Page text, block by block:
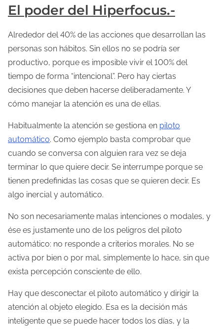
El poder del Hiperfocus.-
Alrededor del 40% de las acciones que desarrollan las
personas son hábitos. Sin ellos no se podría ser
productivo, porque es imposible vivir el 100% del
tiempo de forma “intencional”. Pero hay ciertas
decisiones que deben hacerse deliberadamente. Y
cómo manejar la atención es una de ellas.
Habitualmente la atención se gestiona en piloto
automático. Como ejemplo basta comprobar que
cuando se conversa con alguien rara vez se deja
terminar lo que quiere decir. Se interrumpe porque se
tienen predefinidas las cosas que se quieren decir. Es
algo inercial y automático.
No son necesariamente malas intenciones o modales, y
ése es justamente uno de los peligros del piloto
automático: no responde a criterios morales. No se
activa por bien o por mal, simplemente lo hace, sin que
exista percepción consciente de ello.
Hay que desconectar el piloto automático y dirigir la
atención al objeto elegido. Esa es la decisión más
inteligente que se puede hacer todos los días, y la